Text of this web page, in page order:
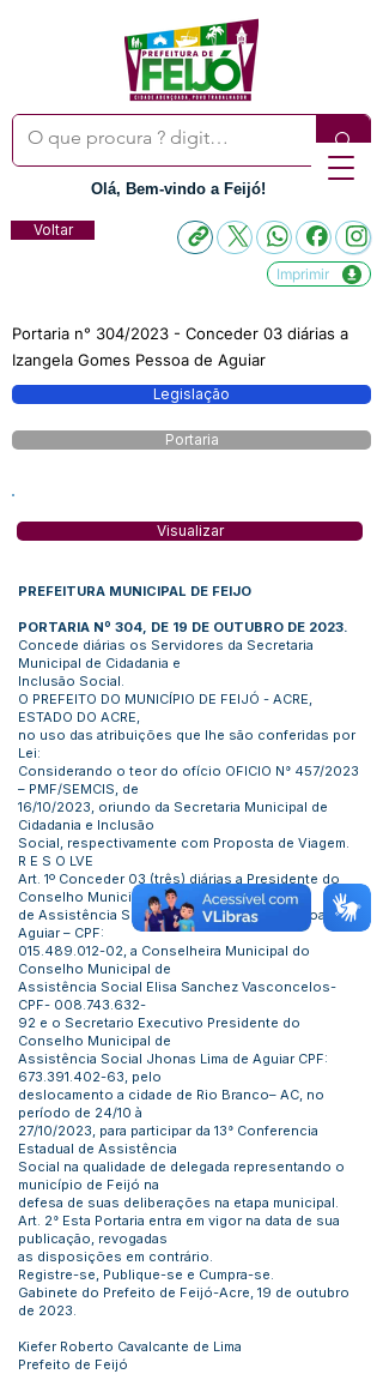
Olá, Bem-vindo a Feijó!
Voltar
Imprimir
Portaria n° 304/2023 - Conceder 03 diárias a
Izangela Gomes Pessoa de Aguiar
Legislação
Portaria
Visualizar
PREFEITURA MUNICIPAL DE FEIJO
PORTARIA Nº 304, DE 19 DE OUTUBRO DE 2023.
Concede diárias os Servidores da Secretaria
Municipal de Cidadania e
Inclusão Social.
O PREFEITO DO MUNICÍPIO DE FEIJÓ - ACRE,
ESTADO DO ACRE,
no uso das atribuições que lhe são conferidas por
Lei:
Considerando o teor do ofício OFICIO N° 457/2023
– PMF/SEMCIS, de
16/10/2023, oriundo da Secretaria Municipal de
Cidadania e Inclusão
Social, respectivamente com Proposta de Viagem.
R E S O LVE
Art. 1º Conceder 03 (três) diárias a Presidente do
Conselho Municipal
de Assistência Social Izangela Gomes Pessoa de
Aguiar – CPF:
015.489.012-02, a Conselheira Municipal do
Conselho Municipal de
Assistência Social Elisa Sanchez Vasconcelos-
CPF- 008.743.632-
92 e o Secretario Executivo Presidente do
Conselho Municipal de
Assistência Social Jhonas Lima de Aguiar CPF:
673.391.402-63, pelo
deslocamento a cidade de Rio Branco– AC, no
período de 24/10 à
27/10/2023, para participar da 13° Conferencia
Estadual de Assistência
Social na qualidade de delegada representando o
município de Feijó na
defesa de suas deliberações na etapa municipal.
Art. 2° Esta Portaria entra em vigor na data de sua
publicação, revogadas
as disposições em contrário.
Registre-se, Publique-se e Cumpra-se.
Gabinete do Prefeito de Feijó-Acre, 19 de outubro
de 2023.
Kiefer Roberto Cavalcante de Lima
Prefeito de Feijó